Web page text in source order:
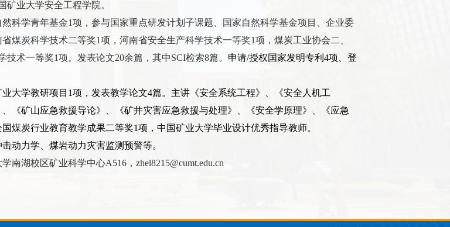
矿业大学安全工程学院。
科学青年基金1项，参与国家重点研发计划子课题、国家自然科学基金项目、企业委
煤炭科学技术二等奖1项，河南省安全生产科学技术一等奖1项，煤炭工业协会二、
技术一等奖1项。发表论文20余篇，其中SCI检索8篇。 申请/授权国家发明专利4项、登
大学教研项目 1项，发表教学论文4篇。主讲《安全系统工程》、《安全人机工
《矿山应急救援导论》、《矿井灾害应急救援与处理》、《安全学原理》、《应急
煤炭行业教育教学成果二等奖1项，中国矿业大学毕业设计优秀指导教师。
动力学、煤岩动力灾害监测预警等。
学南湖校区矿业科学中心A516 ，zhel8215@cumt.edu.cn